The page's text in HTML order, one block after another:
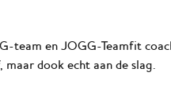
team en JOGG-Teamfit
dook echt aan de slag.